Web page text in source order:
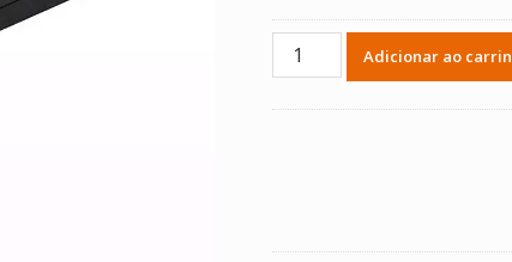
Bateria
Notebook
Adicionar ao